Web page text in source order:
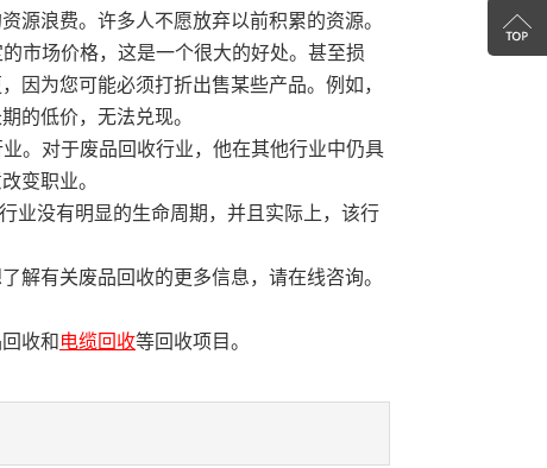
源浪费。许多人不愿放弃以前积累的资源。
市场价格，这是一个很大的好处。甚至损
因为您可能必须打折出售某些产品。例如，
的低价，无法兑现。
。对于废品回收行业，他在其他行业中仍具
变职业。
业没有明显的生命周期，并且实际上，该行
解有关废品回收的更多信息，请在线咨询。
收和 电缆回收等回收项目。